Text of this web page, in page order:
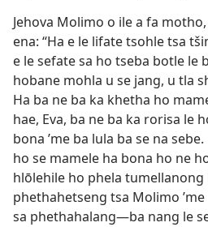
Jehova Molimo o ile a fa
ena: “Ha e le lifate tsohle tsa
e le sefate sa ho tseba botle le
hobane mohla u se jang, u tla
Ha ba ne ba ka khetha ho
hae, Eva, ba ne ba ka rorisa le
bona ’me ba lula ba se na
ho se mamele ha bona ho ne
hlōlehile ho phela
phethahetseng tsa Molimo
sa phethahalang—ba nang le